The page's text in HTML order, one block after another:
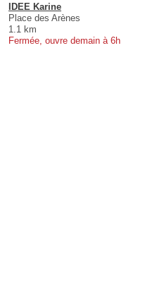
IDEE Karine
Place des Arènes
1.1 km
Fermée, ouvre demain à 6h